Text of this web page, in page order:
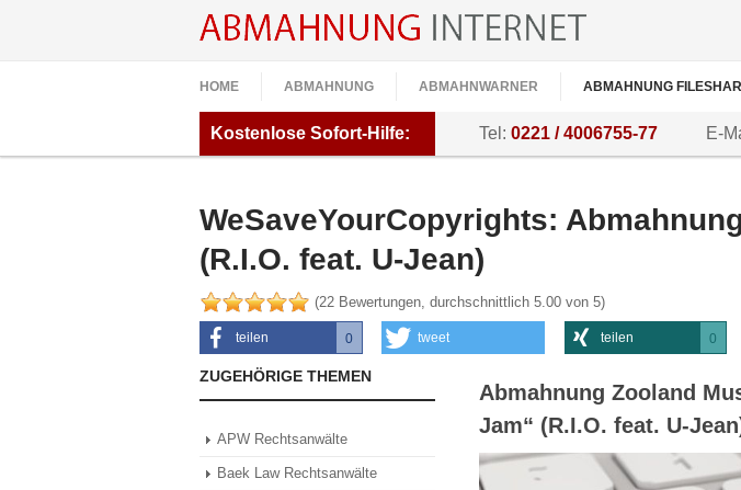
HOME ABMAHNUNG ABMAHNWARNER ABMAHNUNG
Kostenlose Sofort-Hilfe: Tel: 0221 / 4006755-77 E-
WeSaveYourCopyrights:
(R.I.O. feat. U-Jean)
(22 Bewertungen, durchschnittlich 5.00 von 5)
teilen 0
0 tweet teilen 0
0
Abmahnung Zooland
Jam“ (R.I.O. feat. U-
ZUGEHÖRIGE THEMEN
APW Rechtsanwälte
Baek Law Rechtsanwälte